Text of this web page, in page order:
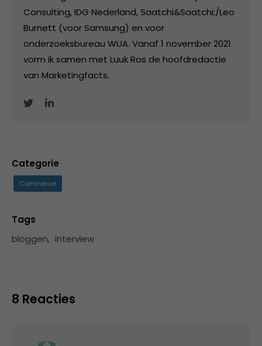
Consulting, IDG Nederland, Saatchi&Saatchi;/Leo
Burnett (voor Samsung) en voor
onderzoeksbureau WUA. Vanaf 1 november 2021
vorm ik samen met Luuk Ros de hoofdredactie
van Marketingfacts.
Categorie
Commerce
Tags
bloggen, interview
8 Reacties